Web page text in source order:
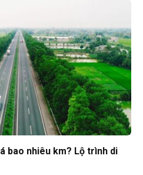
bao nhiêu km? Lộ trình di